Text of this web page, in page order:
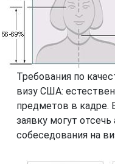
Требования по
визу США:
предметов в кадре.
заявку могут
собеседования на